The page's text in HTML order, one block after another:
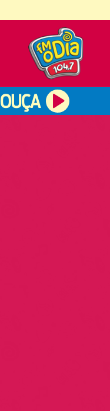
OUÇA